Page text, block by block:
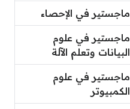
ماجستير في الإحصاء
ماجستير في علوم
البيانات وتعلم الآلة
ماجستير في علوم
الكمبيوتر